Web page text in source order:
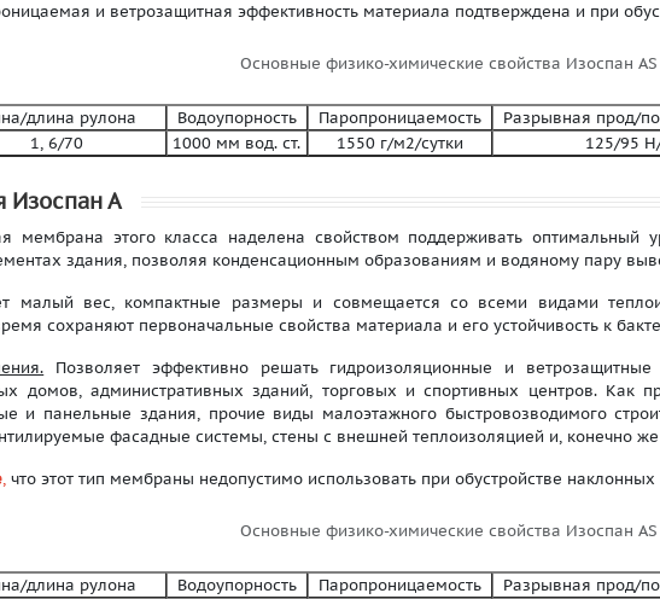
и ветрозащитная эффективность материала подтверждена и при
Основные физико-химические свойства Изоспан AS
длина рулона Водоупорность Паропроницаемость Разрывная прод/
1, 6/70
1000 мм вод. ст. 1550 г/м2/сутки 125/95
Изоспан А
этого класса наделена свойством поддерживать оптимальный
здания, позволяя конденсационным образованиям и водяному пару
вес, компактные размеры и совмещается со всеми видами
сохраняют первоначальные свойства материала и его устойчивость к
Позволяет эффективно решать гидроизоляционные и
домов, административных зданий, торговых и спортивных центров. Как
и панельные здания, прочие виды малоэтажного быстровозводимого
фасадные системы, стены с внешней теплоизоляцией и, конечно
, что этот тип мембраны недопустимо использовать при обустройстве
Основные физико-химические свойства Изоспан AS
длина рулона Водоупорность Паропроницаемость Разрывная прод/